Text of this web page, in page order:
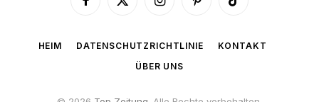
Facebook
X
InstagramPinterestTikTok
HEIM DATENSCHUTZRICHTLINIE
KONTAKT
ÜBER UNS